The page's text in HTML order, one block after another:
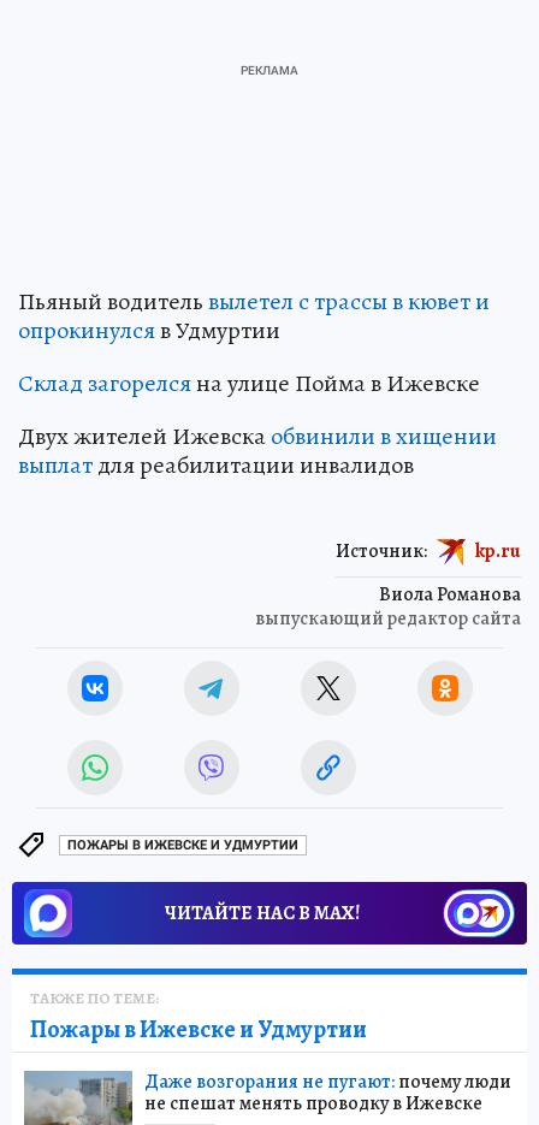
Пьяный водительвылетел с трассы в кювет и
опрокинулсяв Удмуртии
Склад загорелсяна улице Пойма в Ижевске
Двух жителей Ижевскаобвинили в хищении
выплатдля реабилитации инвалидов
Виола Романова
выпускающий редактор сайта
Источник: kp.ru
ПОЖАРЫ В ИЖЕВСКЕ И УДМУРТИИ
ЧИТАЙТЕ НАС В МАХ!
ТАКЖЕ ПО ТЕМЕ:
Пожары в Ижевске и Удмуртии
Даже возгорания не пугают:почему люди
не спешат менять проводку в Ижевске